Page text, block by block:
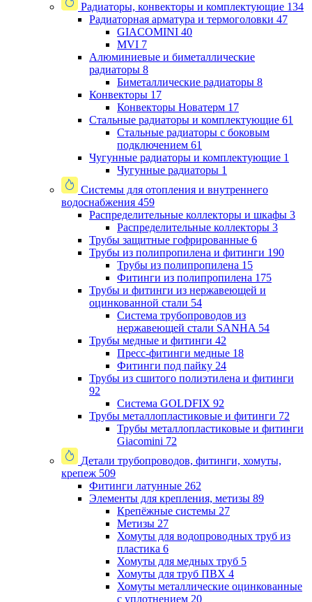
Радиаторы, конвекторы и комплектующие 134
Радиаторная арматура и термоголовки 47
GIACOMINI 40
MVI 7
Алюминиевые и биметаллические
радиаторы 8
Биметаллические радиаторы 8
Конвекторы 17
Конвекторы Новатерм 17
Стальные радиаторы и комплектующие 61
Стальные радиаторы с боковым
подключением 61
Чугунные радиаторы и комплектующие 1
Чугунные радиаторы 1
Системы для отопления и внутреннего
водоснабжения 459
Распределительные коллекторы и шкафы 3
Распределительные коллекторы 3
Трубы защитные гофрированные 6
Трубы из полипропилена и фитинги 190
Трубы из полипропилена 15
Фитинги из полипропилена 175
Трубы и фитинги из нержавеющей и
оцинкованной стали 54
Система трубопроводов из
нержавеющей стали SANHA 54
Трубы медные и фитинги 42
Пресс-фитинги медные 18
Фитинги под пайку 24
Трубы из сшитого полиэтилена и фитинги
92
Система GOLDFIX 92
Трубы металлопластиковые и фитинги 72
Трубы металлопластиковые и фитинги
Giacomini 72
Детали трубопроводов, фитинги, хомуты,
крепеж 509
Фитинги латунные 262
Элементы для крепления, метизы 89
Крепёжные системы 27
Метизы 27
Хомуты для водопроводных труб из
пластика 6
Хомуты для медных труб 5
Хомуты для труб ПВХ 4
Хомуты металлические оцинкованные
с уплотнением 20